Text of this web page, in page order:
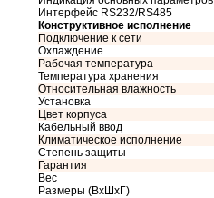
Интерфейс RS232/RS485
Конструктивное исполнение
Подключение к сети
Охлаждение
Рабочая температура
Температура хранения
Относительная влажность
Установка
Цвет корпуса
Кабельный ввод
Климатическое исполнение
Степень защиты
Гарантия
Вес
Размеры (ВхШхГ)